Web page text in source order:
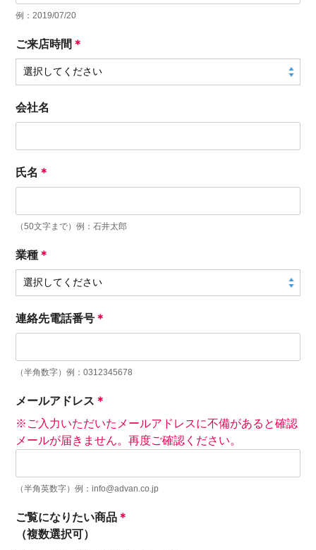
例：2019/07/20
ご来店時間 ＊
会社名
氏名 ＊
（50文字まで）例：石井太郎
業種 ＊
連絡先電話番号 ＊
（半角数字）例：0312345678
メールアドレス ＊
※ご入力いただいたメールアドレスに不備があると確認
メールが届きません。再度ご確認ください。
（半角英数字）例：info@advan.co.jp
ご覧になりたい商品 ＊
（複数選択可）